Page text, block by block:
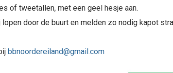
of tweetallen, met een geel hesje aan.
door de buurt en melden zo nodig kapot
bbnoordereiland@gmail.com